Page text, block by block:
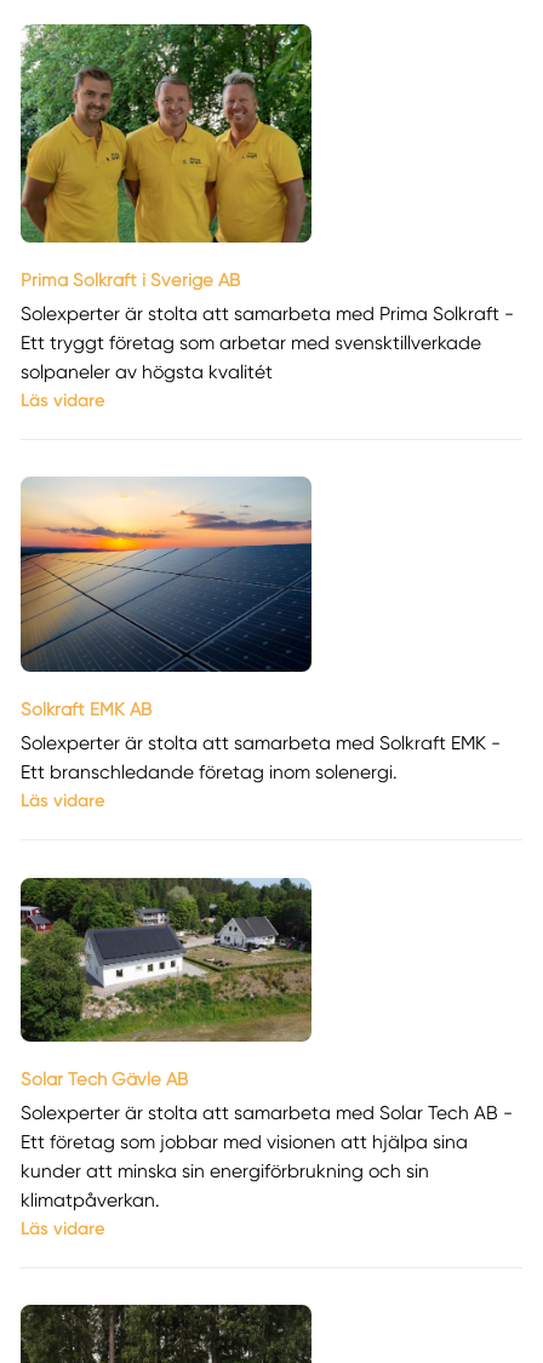
Prima Solkraft i Sverige AB
Solexperter är stolta att samarbeta med Prima Solkraft -
Ett tryggt företag som arbetar med svensktillverkade
solpaneler av högsta kvalitét
Läs vidare
Solkraft EMK AB
Solexperter är stolta att samarbeta med Solkraft EMK -
Ett branschledande företag inom solenergi.
Läs vidare
Solar Tech Gävle AB
Solexperter är stolta att samarbeta med Solar Tech AB -
Ett företag som jobbar med visionen att hjälpa sina
kunder att minska sin energiförbrukning och sin
klimatpåverkan.
Läs vidare